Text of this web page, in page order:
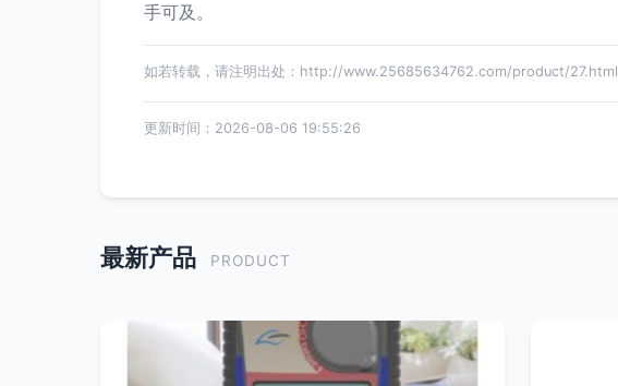
手可及。
如若转载，请注明出处：http://www.25685634762.com/product/27.html
更新时间：2026-08-06 19:55:26
最新产品 PRODUCT